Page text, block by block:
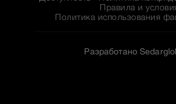
Правила и
Политика использования
Разработано